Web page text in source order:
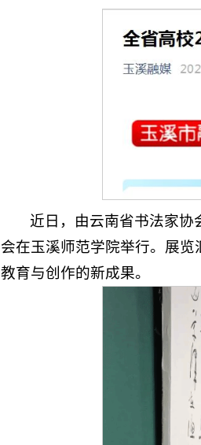
近日，由云南省书法家协
会在玉溪师范学院举行。展
教育与创作的新成果。